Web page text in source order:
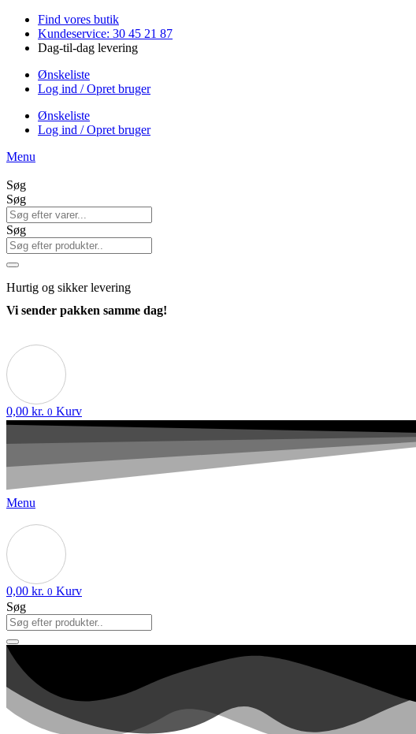
Videre
indhold
Find vores butik
Kundeservice: 30 45 21 87
Dag-til-dag levering
Ønskeliste
Log ind / Opret bruger
Ønskeliste
Log ind / Opret bruger
Menu
Søg
Søg
Søg
Hurtig og sikker levering
Vi sender pakken samme dag!
0,00 kr. 0 Kurv
Menu
0,00 kr. 0 Kurv
Søg